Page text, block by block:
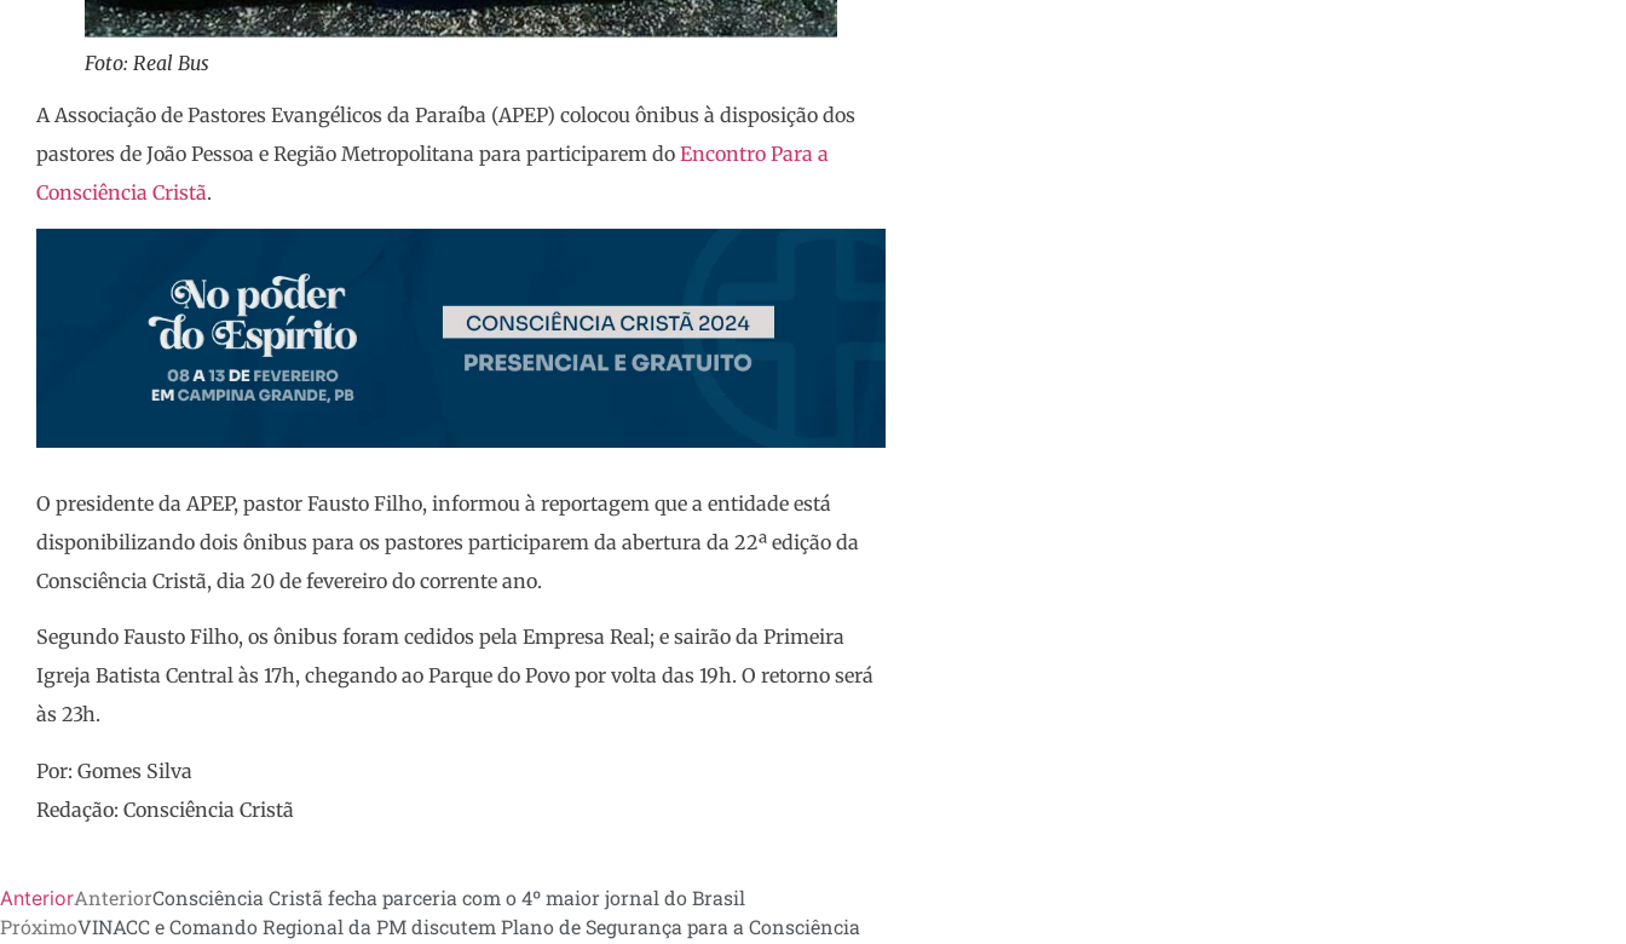
Foto: Real Bus
A Associação de Pastores Evangélicos da Paraíba (APEP) colocou ônibus à disposição dos
pastores de João Pessoa e Região Metropolitana para participarem do Encontro Para a
Consciência Cristã.
O presidente da APEP, pastor Fausto Filho, informou à reportagem que a entidade está
disponibilizando dois ônibus para os pastores participarem da abertura da 22ª edição da
Consciência Cristã, dia 20 de fevereiro do corrente ano.
Segundo Fausto Filho, os ônibus foram cedidos pela Empresa Real; e sairão da Primeira
Igreja Batista Central às 17h, chegando ao Parque do Povo por volta das 19h. O retorno será
às 23h.
Por: Gomes Silva
Redação: Consciência Cristã
AnteriorAnteriorConsciência Cristã fecha parceria com o 4º maior jornal do Brasil
PróximoVINACC e Comando Regional da PM discutem Plano de Segurança para a Consciência